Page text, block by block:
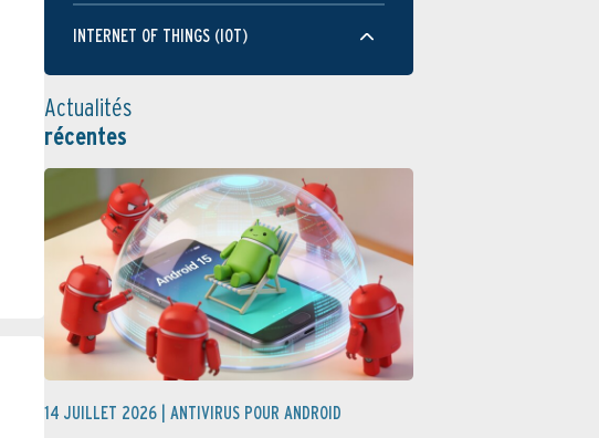
INTERNET OF THINGS (IOT)
Actualités
récentes
14 JUILLET 2026 | ANTIVIRUS POUR ANDROID